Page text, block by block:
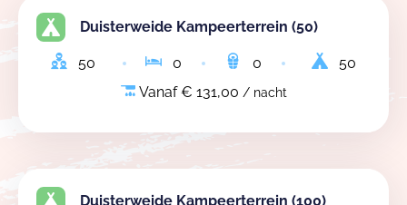
Duisterweide Kampeerterrein (50)
50 0 0
50
Vanaf € 131,00 / nacht
Duisterweide Kampeerterrein (100)